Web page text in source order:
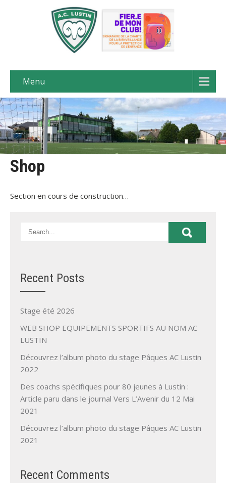
Menu
Shop
Section en cours de construction…
Recent Posts
Stage été 2026
WEB SHOP EQUIPEMENTS SPORTIFS AU NOM AC
LUSTIN
Découvrez l’album photo du stage Pâques AC Lustin
2022
Des coachs spécifiques pour 80 jeunes à Lustin :
Article paru dans le journal Vers L’Avenir du 12 Mai
2021
Découvrez l’album photo du stage Pâques AC Lustin
2021
Recent Comments